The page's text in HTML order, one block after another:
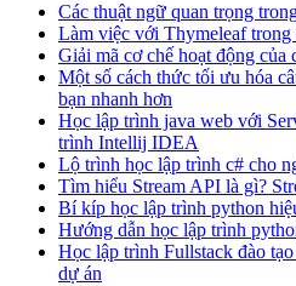
Các thuật ngữ quan trọng
Làm việc với Thymeleaf
Giải mã cơ chế hoạt động
Một số cách thức tối ưu hóa
bạn nhanh hơn
Học lập trình java web với
trình Intellij IDEA
Lộ trình học lập trình c# cho
Tìm hiểu Stream API là gì?
Bí kíp học lập trình python
Hướng dẫn học lập trình
Học lập trình Fullstack đào
dự án